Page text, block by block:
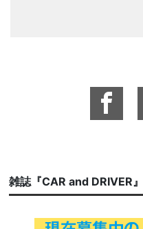
雑誌『CAR and DRIVER